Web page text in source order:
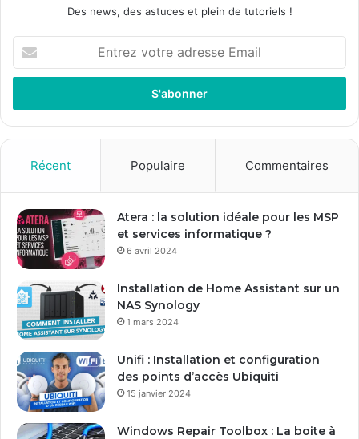
Des news, des astuces et plein de tutoriels !
t
e
z
r
e
a
d
s
e
m
a
Récent Populaire Commentaires
Atera : la solution idéale pour les MSP
et services informatique ?
6 avril 2024
Installation de Home Assistant sur un
NAS Synology
1 mars 2024
Unifi : Installation et configuration
des points d’accès Ubiquiti
15 janvier 2024
Windows Repair Toolbox : La boite à